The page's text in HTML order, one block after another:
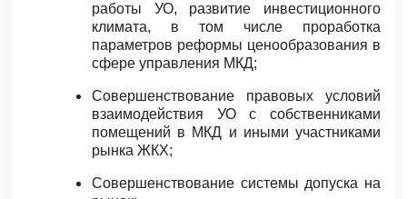
работы УО, развитие инвестиционного
климата, в том числе проработка
параметров реформы ценообразования в
сфере управления МКД;
Совершенствование правовых условий
взаимодействия УО с собственниками
помещений в МКД и иными участниками
рынка ЖКХ;
Совершенствование системы допуска на